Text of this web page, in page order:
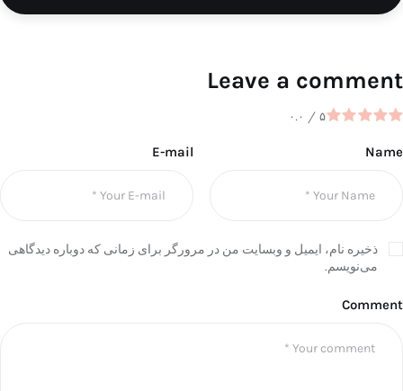
Leave a comment
۰.۰ / ۵
Name
E-mail
ذخیره نام، ایمیل و وبسایت من در مرورگر برای زمانی که دوباره دیدگاهی
می‌نویسم.
Comment